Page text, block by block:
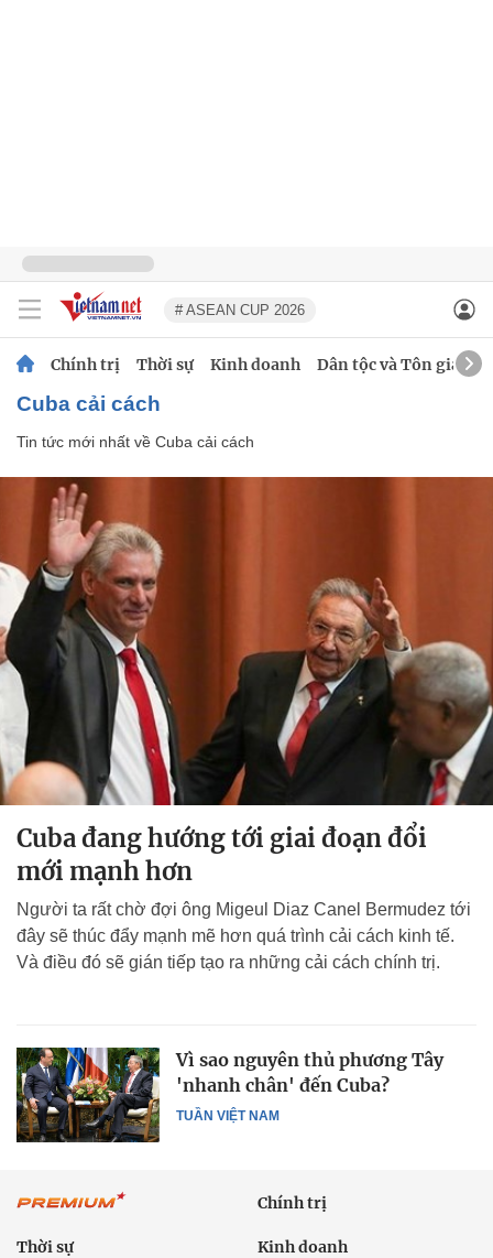
# ASEAN CUP 2026
Chính trị Thời sự Kinh doanh Dân tộc và Tôn giáo
Cuba cải cách
Tin tức mới nhất về Cuba cải cách
Cuba đang hướng tới giai đoạn đổi
mới mạnh hơn
Người ta rất chờ đợi ông Migeul Diaz Canel Bermudez tới
đây sẽ thúc đẩy mạnh mẽ hơn quá trình cải cách kinh tế.
Và điều đó sẽ gián tiếp tạo ra những cải cách chính trị.
TUẦN VIỆT NAM
Vì sao nguyên thủ phương Tây
'nhanh chân' đến Cuba?
Chính trị
Thời sự Kinh doanh